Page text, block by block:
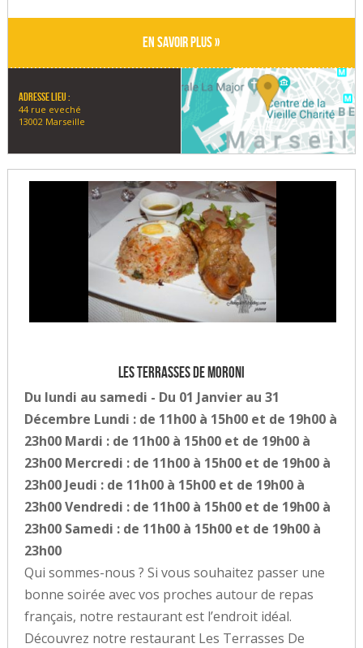
En savoir plus »
Adresse lieu :
44 rue eveché
13002 Marseille
Les Terrasses de Moroni
Du lundi au samedi - Du 01 Janvier au 31
Décembre Lundi : de 11h00 à 15h00 et de 19h00 à
23h00 Mardi : de 11h00 à 15h00 et de 19h00 à
23h00 Mercredi : de 11h00 à 15h00 et de 19h00 à
23h00 Jeudi : de 11h00 à 15h00 et de 19h00 à
23h00 Vendredi : de 11h00 à 15h00 et de 19h00 à
23h00 Samedi : de 11h00 à 15h00 et de 19h00 à
23h00
Qui sommes-nous ? Si vous souhaitez passer une
bonne soirée avec vos proches autour de repas
français, notre restaurant est l’endroit idéal.
Découvrez notre restaurant Les Terrasses De